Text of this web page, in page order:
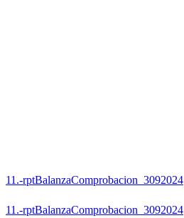
11.-rptBalanzaComprobacion_3092024
11.-rptBalanzaComprobacion_3092024